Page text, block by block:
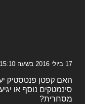
17 ביולי 2016 בשעה 15:10
האם קפטן פנטסטיק
סינמטקים נוסף או
מסחרית?